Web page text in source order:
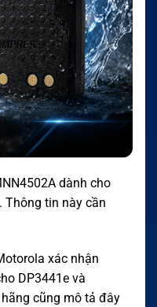
dành cho
Thông tin này cần
xác nhận
DP3441e và
cũng mô tả đây